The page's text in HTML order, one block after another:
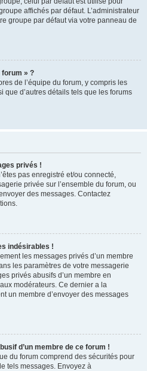
affichés par défaut. L’administrateur
groupe par défaut via votre panneau de
forum » ?
de l’équipe du forum, y compris les
que d’autres détails tels que les forums
privés !
pas enregistré et/ou connecté,
privée sur l’ensemble du forum, ou
des messages. Contactez
indésirables !
les messages privés d’un membre
les paramètres de votre messagerie
privés abusifs d’un membre en
modérateurs. Ce dernier a la
un membre d’envoyer des messages
d’un membre de ce forum !
du forum comprend des sécurités pour
tels messages. Envoyez à